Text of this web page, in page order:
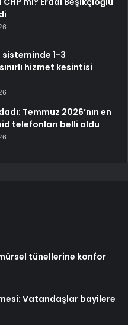
sisteminde 1-3
hizmet kesintisi
Temmuz 2026’nın en
telefonları belli oldu
tünellerine konfor
Vatandaşlar bayilere